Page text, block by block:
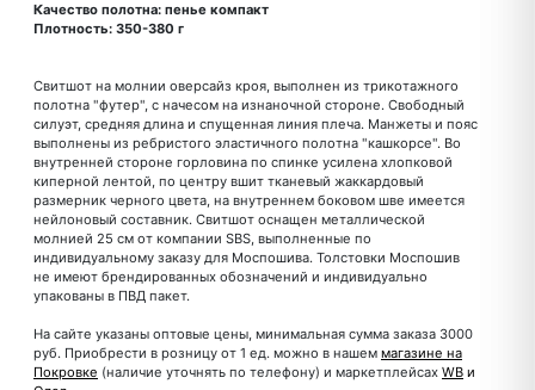
Качество полотна: пенье компакт
Плотность: 350-380 г
Свитшот на молнии оверсайз кроя, выполнен из трикотажного
полотна "футер", с начесом на изнаночной стороне. Свободный
силуэт, средняя длина и спущенная линия плеча. Манжеты и пояс
выполнены из ребристого эластичного полотна "кашкорсе". Во
внутренней стороне горловина по спинке усилена хлопковой
киперной лентой, по центру вшит тканевый жаккардовый
размерник черного цвета, на внутреннем боковом шве имеется
нейлоновый составник. Свитшот оснащен металлической
молнией 25 см от компании SBS, выполненные по
индивидуальному заказу для Моспошива. Толстовки Моспошив
не имеют брендированных обозначений и индивидуально
упакованы в ПВД пакет.
На сайте указаны оптовые цены, минимальная сумма заказа 3000
руб. Приобрести в розницу от 1 ед. можно в нашем магазине на
Покровке (наличие уточнять по телефону) и маркетплейсах WB и